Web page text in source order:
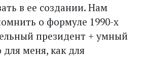
в ее создании. Нам
о формуле 1990-х
президент + умный
меня, как для